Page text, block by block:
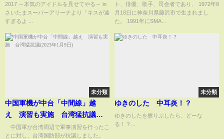
ドルを見せてやる～)／HKT48[公
式]
2017 ～本気のアイドルを見せてやる～ in
さいたまスーパーアリーナより「キスが遠
すぎるよ ...
SMAPリーダー』でも有名なタレ
ントの難病との戦い...カツラとな
ト、俳優、歌手、司会者であり、 1972年8
月18日に神奈川県藤沢市で生まれまし
た。 1991年にSMA...
未分類
中国軍機が中台「中間線」越
え 演習も実施 台湾猛抗議
(2023年1月9日)
中国軍が台湾周辺で軍事演習を行ったこ
とに対し、台湾国防部が抗議しました。
未分類
ゆきのした 中耳炎！？
ゆきのしたを擦りぶしたら、どーな
る！？...